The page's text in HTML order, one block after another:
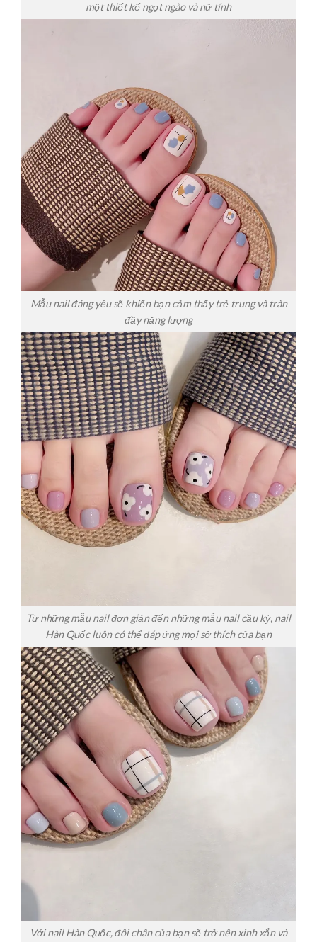
một thiết kế ngọt ngào và nữ tính
Mẫu nail đáng yêu sẽ khiến bạn cảm thấy trẻ trung và tràn
đầy năng lượng
Từ những mẫu nail đơn giản đến những mẫu nail cầu kỳ, nail
Hàn Quốc luôn có thể đáp ứng mọi sở thích của bạn
Với nail Hàn Quốc, đôi chân của bạn sẽ trở nên xinh xắn và